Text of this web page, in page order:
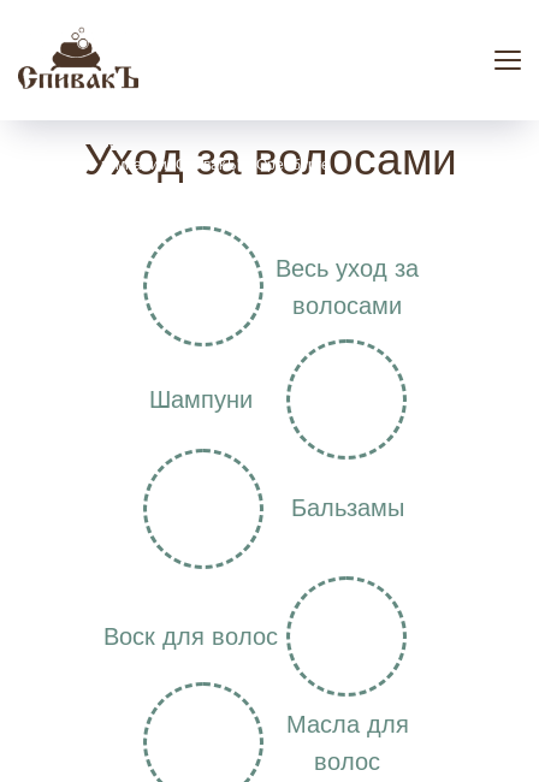
Уход за волосами
официальный представитель мыловаренной
компании "СпивакЪ" в Оренбурге
Бальзамы
Шампуни
Весь уход за
волосами
Масла для
волос
Воск для волос